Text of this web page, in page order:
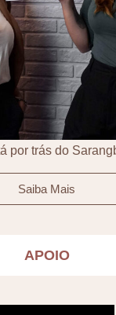
por trás do
Saiba Mais
APOIO